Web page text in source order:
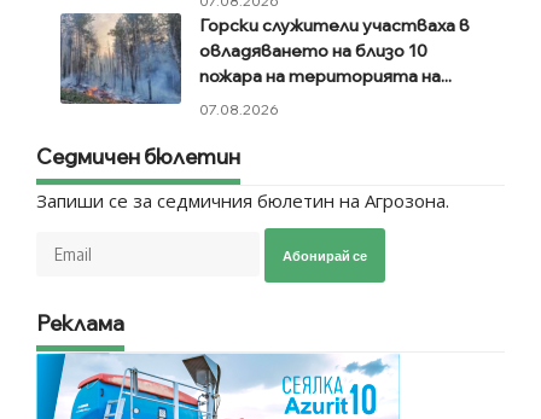
Горски служители участваха в
овладяването на близо 10
пожара на територията на...
07.08.2026
Седмичен бюлетин
Запиши се за седмичния бюлетин на Агрозона.
Абонирай се
Реклама